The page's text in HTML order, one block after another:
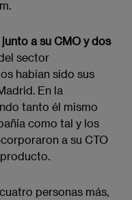
a su CMO y dos
sector
habían sido sus
En la
tanto él mismo
como tal y los
a su CTO
personas más,